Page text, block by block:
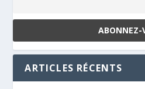
ARTICLES RÉCENTS